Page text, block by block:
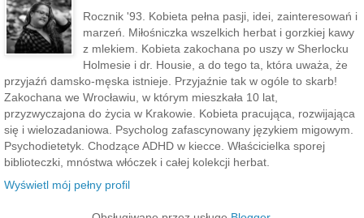
Rocznik '93. Kobieta pełna pasji, idei, zainteresowań i
marzeń. Miłośniczka wszelkich herbat i gorzkiej kawy
z mlekiem. Kobieta zakochana po uszy w Sherlocku
Holmesie i dr. Housie, a do tego ta, która uważa, że
przyjaźń damsko-męska istnieje. Przyjaźnie tak w ogóle to skarb!
Zakochana we Wrocławiu, w którym mieszkała 10 lat,
przyzwyczajona do życia w Krakowie. Kobieta pracująca, rozwijająca
się i wielozadaniowa. Psycholog zafascynowany językiem migowym.
Psychodietetyk. Chodzące ADHD w kiecce. Właścicielka sporej
biblioteczki, mnóstwa włóczek i całej kolekcji herbat.
Wyświetl mój pełny profil